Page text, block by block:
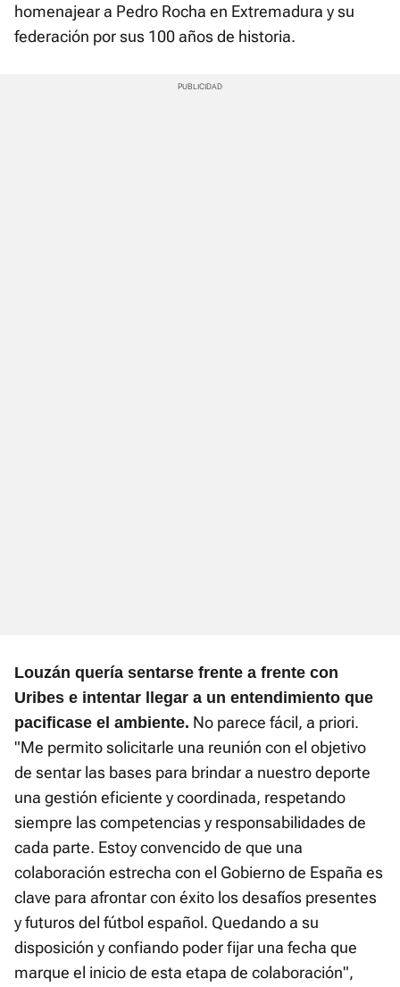
homenajear a Pedro Rocha en Extremadura y su
federación por sus 100 años de historia.
Louzán quería sentarse frente a frente con
Uribes e intentar llegar a un entendimiento que
pacificase el ambiente. No parece fácil, a priori.
"Me permito solicitarle una reunión con el objetivo
de sentar las bases para brindar a nuestro deporte
una gestión eficiente y coordinada, respetando
siempre las competencias y responsabilidades de
cada parte. Estoy convencido de que una
colaboración estrecha con el Gobierno de España es
clave para afrontar con éxito los desafíos presentes
y futuros del fútbol español. Quedando a su
disposición y confiando poder fijar una fecha que
marque el inicio de esta etapa de colaboración",